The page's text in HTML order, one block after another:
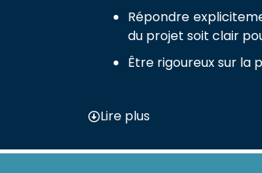
Répondre
du projet soit clair
Être rigoureux sur la
Lire plus